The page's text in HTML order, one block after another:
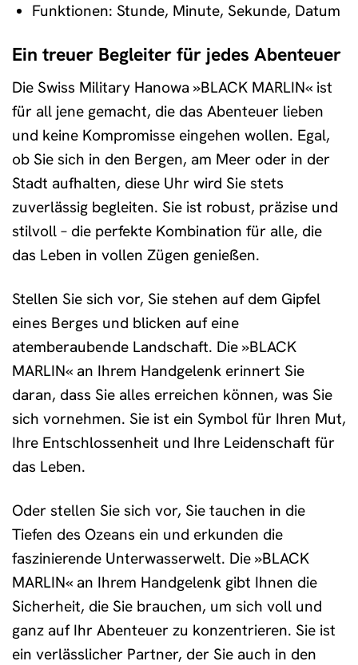
Funktionen: Stunde, Minute, Sekunde, Datum
Ein treuer Begleiter für jedes Abenteuer
Die Swiss Military Hanowa »BLACK MARLIN« ist
für all jene gemacht, die das Abenteuer lieben
und keine Kompromisse eingehen wollen. Egal,
ob Sie sich in den Bergen, am Meer oder in der
Stadt aufhalten, diese Uhr wird Sie stets
zuverlässig begleiten. Sie ist robust, präzise und
stilvoll – die perfekte Kombination für alle, die
das Leben in vollen Zügen genießen.
Stellen Sie sich vor, Sie stehen auf dem Gipfel
eines Berges und blicken auf eine
atemberaubende Landschaft. Die »BLACK
MARLIN« an Ihrem Handgelenk erinnert Sie
daran, dass Sie alles erreichen können, was Sie
sich vornehmen. Sie ist ein Symbol für Ihren Mut,
Ihre Entschlossenheit und Ihre Leidenschaft für
das Leben.
Oder stellen Sie sich vor, Sie tauchen in die
Tiefen des Ozeans ein und erkunden die
faszinierende Unterwasserwelt. Die »BLACK
MARLIN« an Ihrem Handgelenk gibt Ihnen die
Sicherheit, die Sie brauchen, um sich voll und
ganz auf Ihr Abenteuer zu konzentrieren. Sie ist
ein verlässlicher Partner, der Sie auch in den